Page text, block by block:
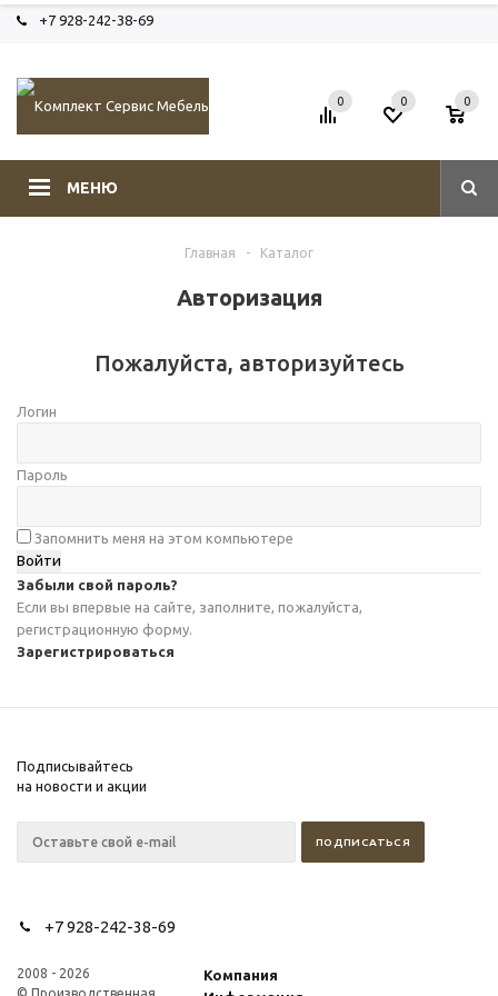
+7 928-242-38-69
МЕНЮ
0 0 0
Главная - Каталог
Авторизация
Пожалуйста, авторизуйтесь
Логин
Пароль
Запомнить меня на этом компьютере
Забыли свой пароль?
Если вы впервые на сайте, заполните, пожалуйста,
регистрационную форму.
Зарегистрироваться
Подписывайтесь
на новости и акции
+7 928-242-38-69
2008 - 2026
Компания